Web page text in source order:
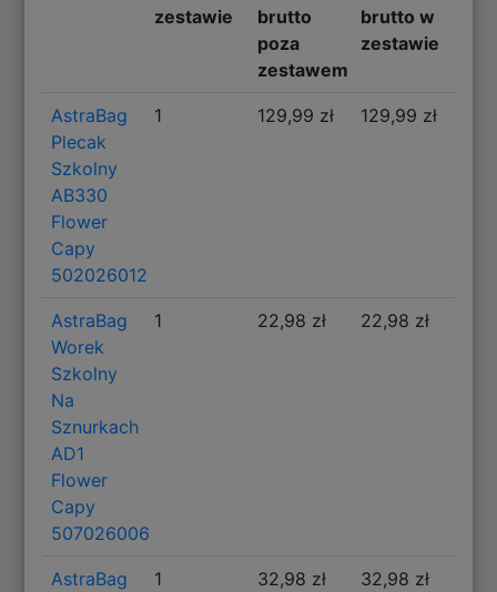
zestawie
brutto
poza
zestawem
brutto w
zestawie
AstraBag
Plecak
Szkolny
AB330
Flower
Capy
502026012
1 129,99 zł 129,99 zł
AstraBag
Worek
Szkolny
Na
Sznurkach
AD1
Flower
Capy
507026006
1 22,98 zł 22,98 zł
AstraBag
1 32,98 zł 32,98 zł